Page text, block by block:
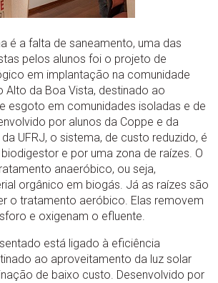
é a falta de saneamento, uma das
pelos alunos foi o projeto de
em implantação na comunidade
Alto da Boa Vista, destinado ao
esgoto em comunidades isoladas e de
por alunos da Coppe e da
UFRJ, o sistema, de custo reduzido, é
e por uma zona de raízes. O
anaeróbico, ou seja,
orgânico em biogás. Já as raízes são
o tratamento aeróbico. Elas removem
e oxigenam o efluente.
está ligado à eficiência
ao aproveitamento da luz solar
de baixo custo. Desenvolvido por